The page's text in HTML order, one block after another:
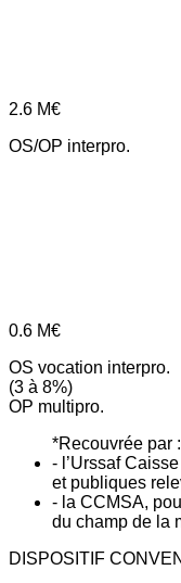
2.6 M€
OS/OP interpro.
0.6 M€
OS vocation interpro.
(3 à 8%)
OP multipro.
*Recouvrée par :
- l’Urssaf
et publiques
- la CCMSA,
du champ de la
DISPOSITIF